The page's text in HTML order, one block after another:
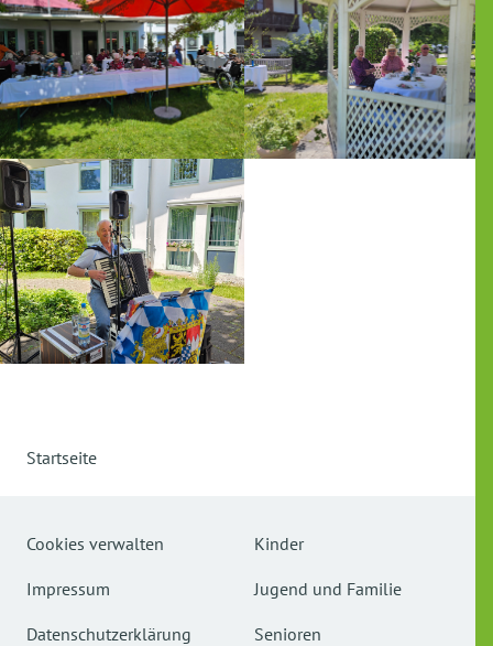
Startseite
Cookies verwalten
Impressum
Datenschutzerklärung
Kinder
Jugend und Familie
Senioren